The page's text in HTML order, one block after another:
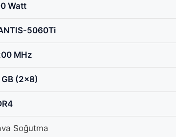
Watt
5060Ti
MHz
GB (2x8)
Soğutma